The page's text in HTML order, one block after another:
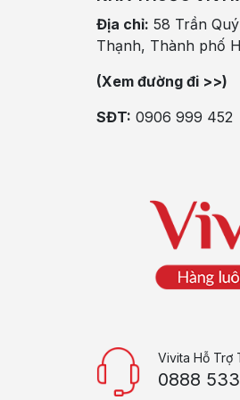
Địa chỉ: 58 Trần Quý
Thạnh, Thành phố
(Xem đường đi >>)
SĐT: 0906 999 452
Vivita Hỗ Trợ
0888